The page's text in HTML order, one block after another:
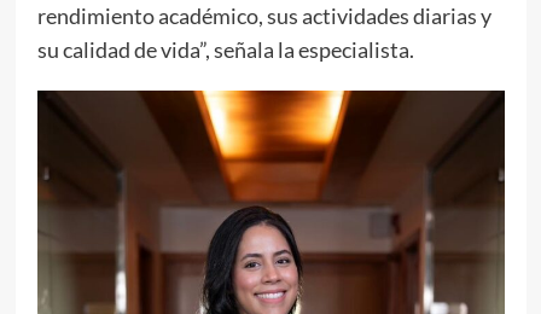
rendimiento académico, sus actividades diarias y
su calidad de vida”, señala la especialista.